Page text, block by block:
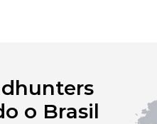
o Brasil